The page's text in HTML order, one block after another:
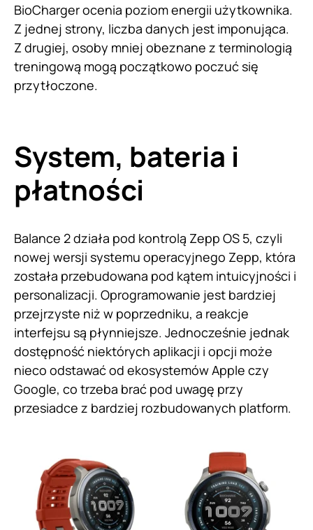
BioCharger ocenia poziom energii użytkownika.
Z jednej strony, liczba danych jest imponująca.
Z drugiej, osoby mniej obeznane z terminologią
treningową mogą początkowo poczuć się
przytłoczone.
System, bateria i
płatności
Balance 2 działa pod kontrolą Zepp OS 5, czyli
nowej wersji systemu operacyjnego Zepp, która
została przebudowana pod kątem intuicyjności i
personalizacji. Oprogramowanie jest bardziej
przejrzyste niż w poprzedniku, a reakcje
interfejsu są płynniejsze. Jednocześnie jednak
dostępność niektórych aplikacji i opcji może
nieco odstawać od ekosystemów Apple czy
Google, co trzeba brać pod uwagę przy
przesiadce z bardziej rozbudowanych platform.